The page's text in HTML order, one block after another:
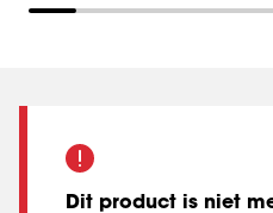
Dit product is niet